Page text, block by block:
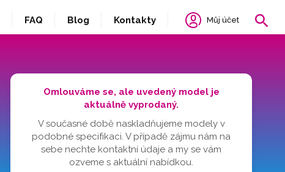
FAQ Blog Kontakty Můj účet
Omlouváme se, ale uvedený model je
aktuálně vyprodaný.
V současné době naskladňujeme modely v
podobné specifikaci. V případě zájmu nám na
sebe nechte kontaktní údaje a my se vám
ozveme s aktuální nabídkou.